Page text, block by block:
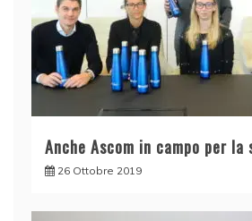
Anche Ascom in campo per
26 Ottobre 2019